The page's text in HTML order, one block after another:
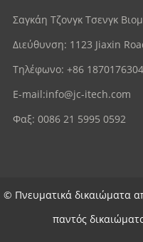
Σαγκάη Τζονγκ Τσενγκ
Διεύθυνση: 1123 Jiaxin
Τηλέφωνο: +86
E-mail:info@jc-itech.com
Φαξ: 0086 21 5995 0592
© Πνευματικά δικαιώματα
παντός